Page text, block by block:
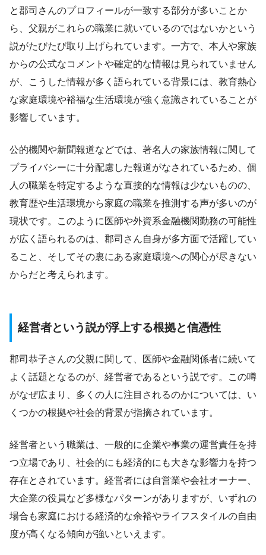
と郡司さんのプロフィールが一致する部分が多いことか
ら、父親がこれらの職業に就いているのではないかという
説がたびたび取り上げられています。一方で、本人や家族
からの公式なコメントや確定的な情報は見られていません
が、こうした情報が多く語られている背景には、教育熱心
な家庭環境や裕福な生活環境が強く意識されていることが
影響しています。
公的機関や新聞報道などでは、著名人の家族情報に関して
プライバシーに十分配慮した報道がなされているため、個
人の職業を特定するような直接的な情報は少ないものの、
教育歴や生活環境から家庭の職業を推測する声が多いのが
現状です。このように医師や外資系金融機関勤務の可能性
が広く語られるのは、郡司さん自身が多方面で活躍してい
ること、そしてその裏にある家庭環境への関心が尽きない
からだと考えられます。
経営者という説が浮上する根拠と信憑性
郡司恭子さんの父親に関して、医師や金融関係者に続いて
よく話題となるのが、経営者であるという説です。この噂
がなぜ広まり、多くの人に注目されるのかについては、い
くつかの根拠や社会的背景が指摘されています。
経営者という職業は、一般的に企業や事業の運営責任を持
つ立場であり、社会的にも経済的にも大きな影響力を持つ
存在とされています。経営者には自営業や会社オーナー、
大企業の役員など多様なパターンがありますが、いずれの
場合も家庭における経済的な余裕やライフスタイルの自由
度が高くなる傾向が強いといえます。